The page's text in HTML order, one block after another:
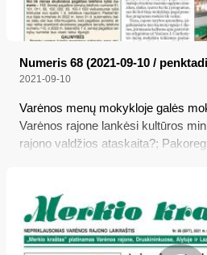
Numeris 68 (2021-09-10 /
2021-09-10
Varėnos menų mokykloje galės
Varėnos rajone lankėsi kultūros
rajono valdžios ataskaita?;